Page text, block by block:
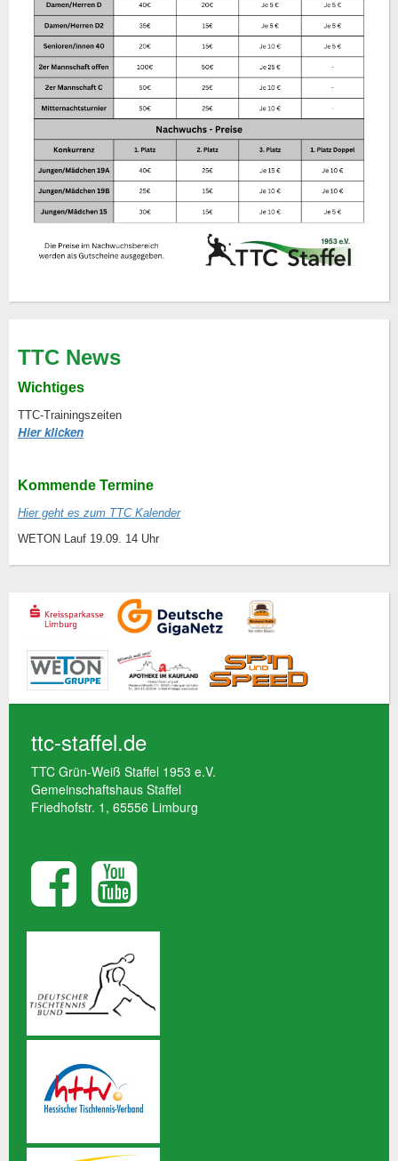
TTC News
Wichtiges
TTC-Trainingszeiten
Hier klicken
Kommende Termine
Hier geht es zum TTC Kalender
WETON Lauf 19.09. 14 Uhr
ttc-staffel.de
TTC Grün-Weiß Staffel 1953 e.V.
Gemeinschaftshaus Staffel
Friedhofstr. 1, 65556 Limburg